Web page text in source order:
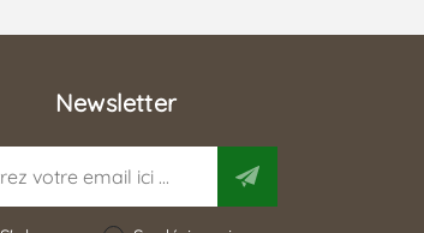
Newsletter